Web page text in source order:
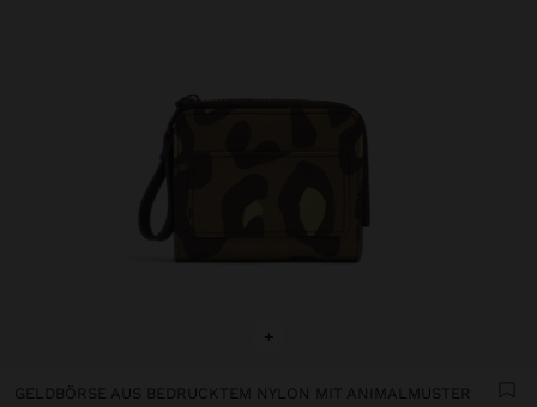
+
GELDBÖRSE AUS BEDRUCKTEM NYLON MIT ANIMALMUSTER